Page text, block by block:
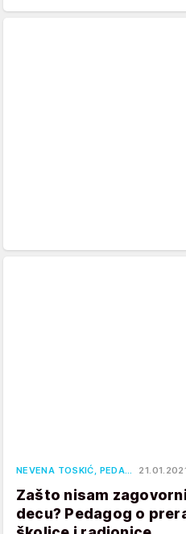
NEVENA TOSKIĆ, PEDA…
Zašto nisam
decu? Pedagog o